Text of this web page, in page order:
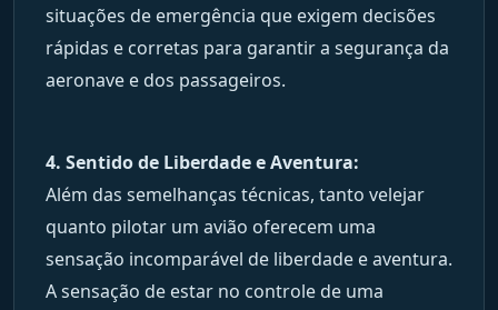
situações de emergência que exigem decisões
rápidas e corretas para garantir a segurança da
aeronave e dos passageiros.
4. Sentido de Liberdade e Aventura:
Além das semelhanças técnicas, tanto velejar
quanto pilotar um avião oferecem uma
sensação incomparável de liberdade e aventura.
A sensação de estar no controle de uma